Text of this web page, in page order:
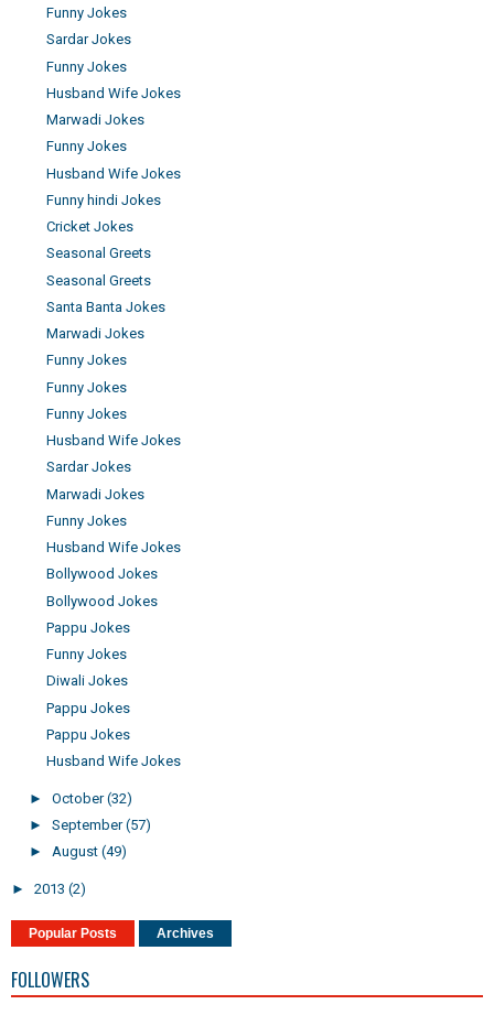
Funny Jokes
Sardar Jokes
Funny Jokes
Husband Wife Jokes
Marwadi Jokes
Funny Jokes
Husband Wife Jokes
Funny hindi Jokes
Cricket Jokes
Seasonal Greets
Seasonal Greets
Santa Banta Jokes
Marwadi Jokes
Funny Jokes
Funny Jokes
Funny Jokes
Husband Wife Jokes
Sardar Jokes
Marwadi Jokes
Funny Jokes
Husband Wife Jokes
Bollywood Jokes
Bollywood Jokes
Pappu Jokes
Funny Jokes
Diwali Jokes
Pappu Jokes
Pappu Jokes
Husband Wife Jokes
► October(32)
► September(57)
► August (49)
► 2013 (2)
Popular Posts Archives
FOLLOWERS